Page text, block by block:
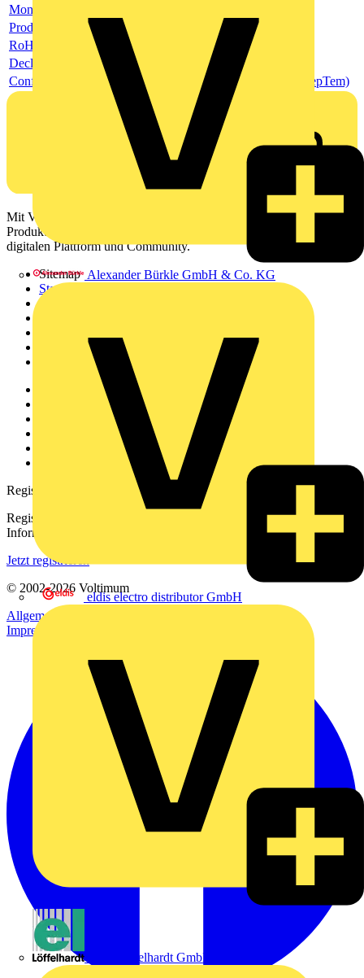
Alexander Bürkle GmbH & Co. KG
eldis electro distributor GmbH
Emil Löffelhardt GmbH & Co. KG
Montage- und Betriebsanleitung
Product data sheet
RoHS Declaration (RoHSInformation)
Declaration of Conformity - CE (DecConCe)
Conflict Minerals Reporting Template (CMRT) (ConMinRepTem)
Mit Voltimum erhalten Elektrofachkräfte Zugang zu Branchennews,
Produktinformationen, Schulungen und Tools – alles auf einer
digitalen Plattform und Community.
Sitemap
Startseite
News
Voltimum+
Weitere Links
Downloadbereich (PDFs)
Häufig gestellte Fragen
Registrierung
Registrieren Sie sich kostenlos und erhalten Sie stets aktuelle
Informationen aus der Elektroindustrie.
Jetzt registrieren
© 2002-2026 Voltimum
Allgemeine Geschäftsbedingungen
Datenschutzerklärung
Impressum